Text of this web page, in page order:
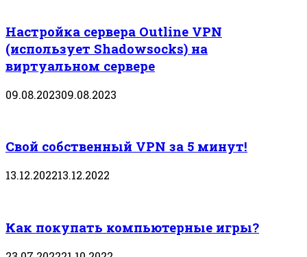
Настройка сервера Outline VPN
(использует Shadowsocks) на
виртуальном сервере
09.08.202309.08.2023
Свой собственный VPN за 5 минут!
13.12.202213.12.2022
Как покупать компьютерные игры?